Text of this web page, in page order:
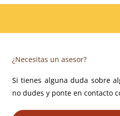
¿Necesitas un asesor?
Si tienes alguna duda sobre
no dudes y ponte en contacto